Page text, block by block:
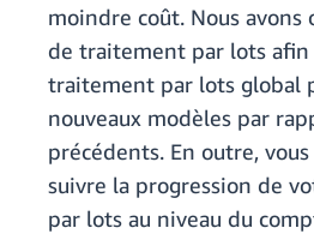
moindre coût. Nous
de traitement par lots
traitement par lots global
nouveaux modèles par
précédents. En outre,
suivre la progression de
par lots au niveau du